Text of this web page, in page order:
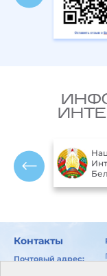
Контакты
Почтовый адрес: